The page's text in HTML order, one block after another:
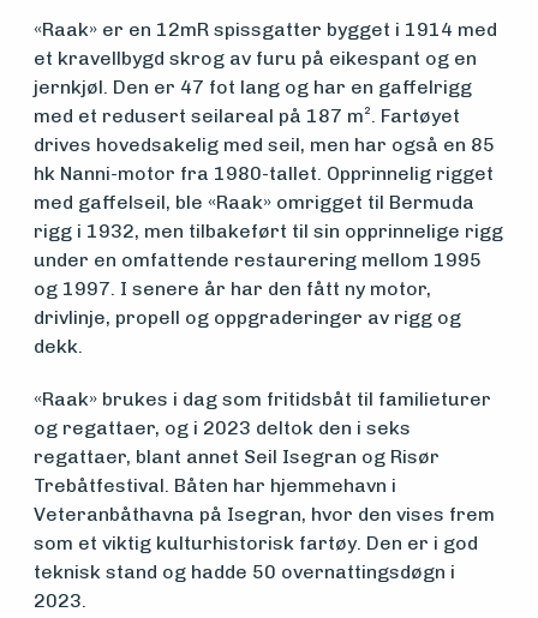
Søk
om
midler
Vern,
vedlikehold
og drift
Om
foreningen
Aktuelt
«Raak» er en 12mR spissgatter bygget i 1914 med
et kravellbygd skrog av furu på eikespant og en
jernkjøl. Den er 47 fot lang og har en gaffelrigg
med et redusert seilareal på 187 m². Fartøyet
drives hovedsakelig med seil, men har også en 85
hk Nanni-motor fra 1980-tallet. Opprinnelig rigget
med gaffelseil, ble «Raak» omrigget til Bermuda
rigg i 1932, men tilbakeført til sin opprinnelige rigg
under en omfattende restaurering mellom 1995
og 1997. I senere år har den fått ny motor,
drivlinje, propell og oppgraderinger av rigg og
dekk.
«Raak» brukes i dag som fritidsbåt til familieturer
og regattaer, og i 2023 deltok den i seks
regattaer, blant annet Seil Isegran og Risør
Trebåtfestival. Båten har hjemmehavn i
Veteranbåthavna på Isegran, hvor den vises frem
som et viktig kulturhistorisk fartøy. Den er i god
teknisk stand og hadde 50 overnattingsdøgn i
2023.